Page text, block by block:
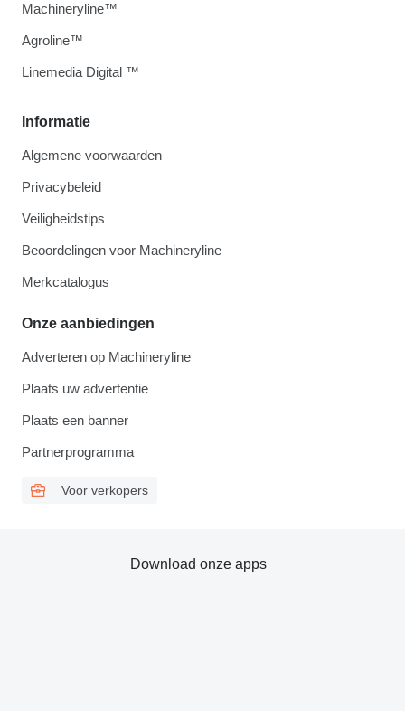
Informatie
Algemene voorwaarden
Privacybeleid
Veiligheidstips
Beoordelingen voor Machineryline
Merkcatalogus
Onze aanbiedingen
Adverteren op Machineryline
Plaats uw advertentie
Plaats een banner
Partnerprogramma
Voor verkopers
Machineryline™
Agroline™
Linemedia Digital ™
Download onze apps